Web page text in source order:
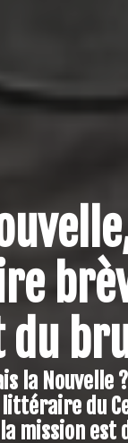
du
la Nouvelle
du
mission est